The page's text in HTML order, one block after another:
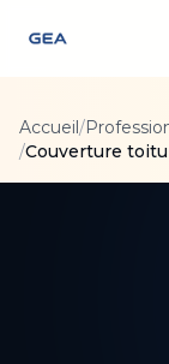
Accueil/
/Couverture